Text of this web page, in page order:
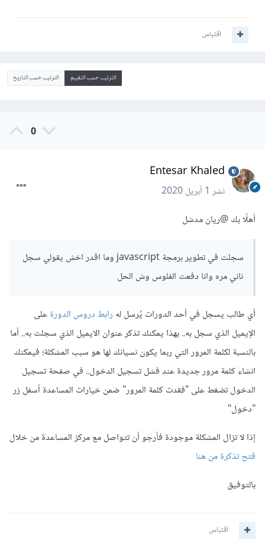
اقتباس
الترتيب حسب التقييم الترتيب حسب التاريخ
0
Entesar Khaled
نشر1 أبريل 2020
أهلًا بك@ريان مدشل
سجلت في تطوير برمجة javascript وما اقدر اخش يقولي سجل
ثاني مره وانا دفعت الفلوس وش الحل
أي طالب يسجل في أحد الدورات يُرسل له رابط دروس الدورةعلى
الإيميل الذي سجل به.. بهذا يمكنك تذكر عنوان الايميل الذي سجلت به.. أما
بالنسبة لكلمة المرور التي ربما يكون نسيانك لها هو سبب المشكلة؛ فيمكنك
انشاء كلمة مرور جديدة عند فشل تسجيل الدخول.. في صفحة تسجيل
الدخول تضغط على "فقدت كلمة المرور" ضمن خيارات المساعدة أسفل زر
"دخول"
إذا لا تزال المشكلة موجودة فأرجو أن تتواصل مع مركز المساعدة من خلال
فتح تذكرة من هنا
بالتوفيق
اقتباس